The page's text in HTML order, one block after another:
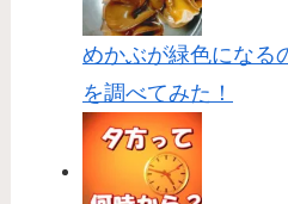
めかぶが緑色になる
を調べてみた！